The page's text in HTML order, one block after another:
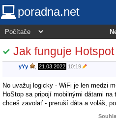
poradna.net
Jak funguje
yYy 21.03.2022 10:19
No uvažuj logicky - WiFi je len medzi
HoStop sa pripojí mobilnými dátami
chceš zavolať - preruší dáta a voláš,